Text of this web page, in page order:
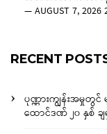
—AUGUST 7, 2026
RECENT
ပုဏ္ဏားကျွန်းအမှုတွ
ထောင်ဒဏ် ၂၀ နှစ် ခ